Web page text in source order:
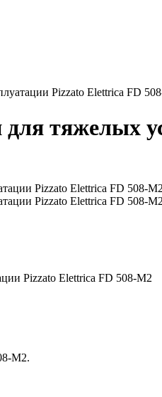
Pizzato Elettrica FD
тяжелых
Pizzato Elettrica FD 508-M2
M2.